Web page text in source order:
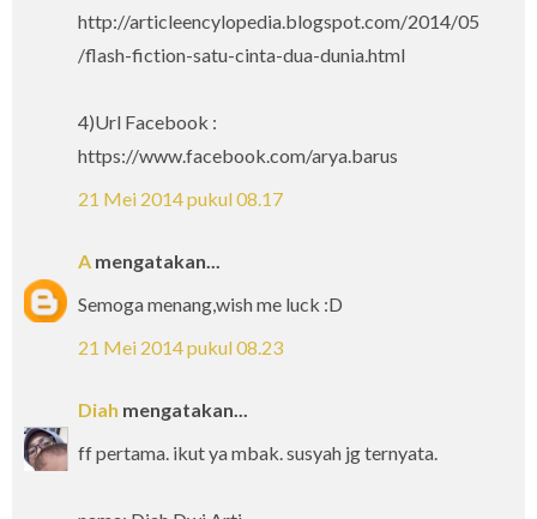
http://articleencylopedia.blogspot.com/2014/05
/flash-fiction-satu-cinta-dua-dunia.html
4)Url Facebook :
https://www.facebook.com/arya.barus
21 Mei 2014 pukul 08.17
A mengatakan...
Semoga menang,wish me luck :D
21 Mei 2014 pukul 08.23
Diah mengatakan...
ff pertama. ikut ya mbak. susyah jg ternyata.